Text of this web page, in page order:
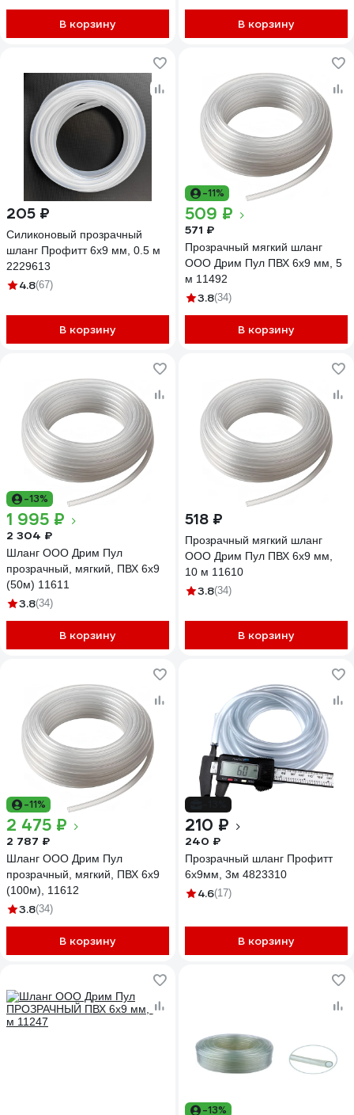
В корзину В корзину
205 ₽
Силиконовый прозрачный
шланг Профитт 6x9 мм, 0.5 м
2229613
4.8(67)
В корзину
-11%
509 ₽
571 ₽
Прозрачный мягкий шланг
ООО Дрим Пул ПВХ 6x9 мм, 5
м 11492
3.8(34)
В корзину
-13%
1 995 ₽
2 304 ₽
Шланг ООО Дрим Пул
прозрачный, мягкий, ПВХ 6x9
(50м) 11611
3.8(34)
В корзину
518 ₽
Прозрачный мягкий шланг
ООО Дрим Пул ПВХ 6x9 мм,
10 м 11610
3.8(34)
В корзину
-11%
2 475 ₽
2 787 ₽
Шланг ООО Дрим Пул
прозрачный, мягкий, ПВХ 6x9
(100м), 11612
3.8(34)
В корзину
210 ₽
240 ₽
Прозрачный шланг Профитт
6x9мм, 3м 4823310
4.6(17)
В корзину
-13%